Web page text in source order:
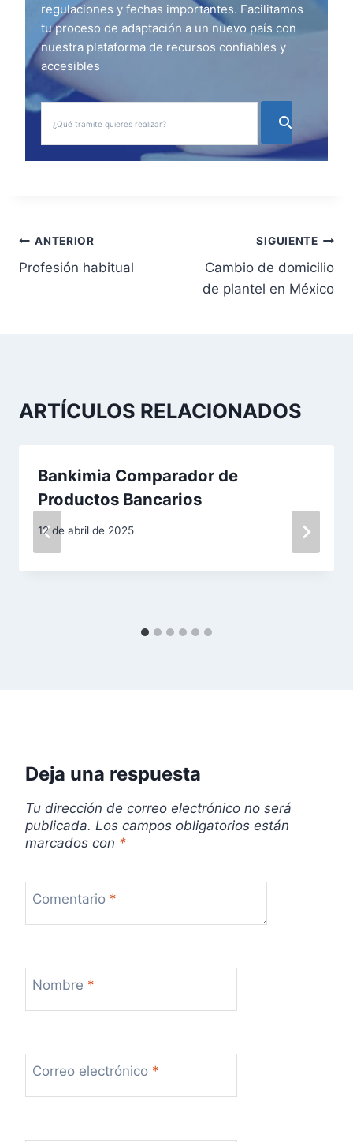
regulaciones y fechas importantes. Facilitamos
tu proceso de adaptación a un nuevo país con
nuestra plataforma de recursos confiables y
accesibles
N
a
a
d
a
d
a
s
ANTERIOR
Profesión habitual
SIGUIENTE
Cambio de domicilio
de plantel en México
ARTÍCULOS RELACIONADOS
Bankimia Comparador de
Productos Bancarios
12 de abril de 2025
Deja una respuesta
Tu dirección de correo electrónico no será
publicada. Los campos obligatorios están
marcados con *
Comentario *
Nombre *
Correo electrónico *